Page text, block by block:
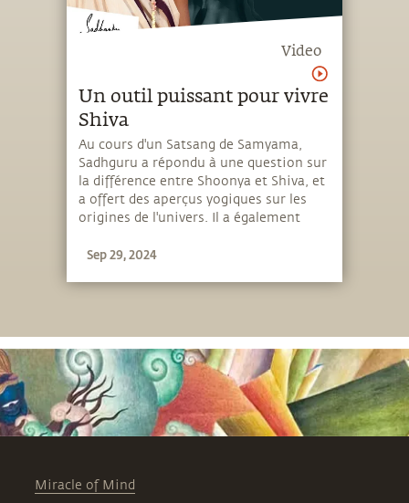
Video
Un outil puissant pour vivre
Shiva
Au cours d'un Satsang de Samyama,
Sadhguru a répondu à une question sur
la différence entre Shoonya et Shiva, et
a offert des aperçus yogiques sur les
origines de l'univers. Il a également
de s'installer plus profondément au
Sep 29, 2024
Miracle of Mind